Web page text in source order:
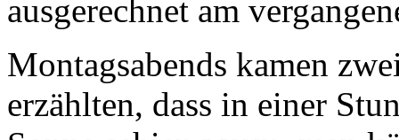
ausgerechnet am
Montagsabends kamen
erzählten, dass in einer